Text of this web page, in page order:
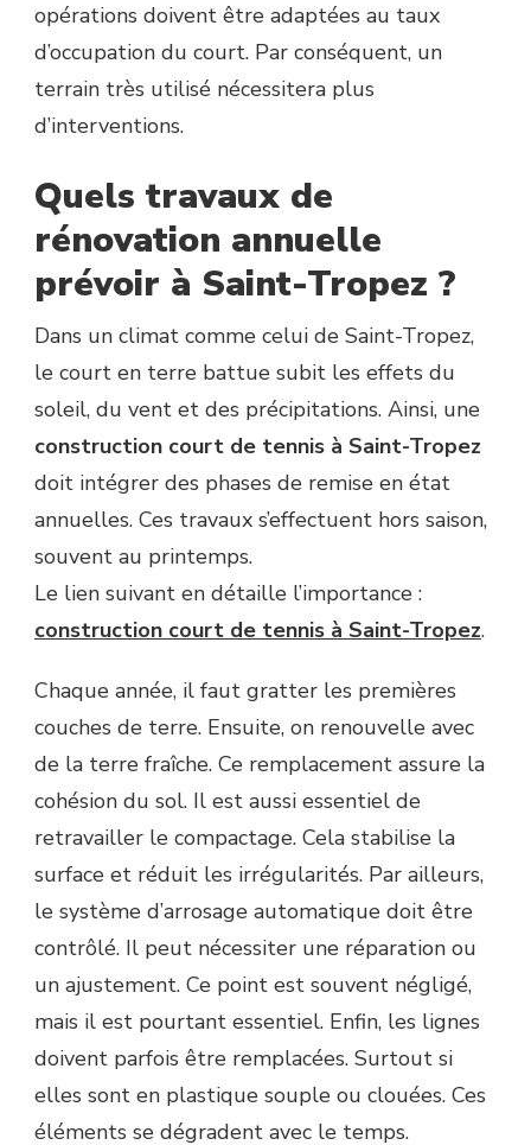
opérations doivent être adaptées au taux
d’occupation du court. Par conséquent, un
terrain très utilisé nécessitera plus
d’interventions.
Quels travaux de
rénovation annuelle
prévoir à Saint-Tropez ?
Dans un climat comme celui de Saint-Tropez,
le court en terre battue subit les effets du
soleil, du vent et des précipitations. Ainsi, une
construction court de tennis à Saint-Tropez
doit intégrer des phases de remise en état
annuelles. Ces travaux s’effectuent hors saison,
souvent au printemps.
Le lien suivant en détaille l’importance :
construction court de tennis à Saint-Tropez.
Chaque année, il faut gratter les premières
couches de terre. Ensuite, on renouvelle avec
de la terre fraîche. Ce remplacement assure la
cohésion du sol. Il est aussi essentiel de
retravailler le compactage. Cela stabilise la
surface et réduit les irrégularités. Par ailleurs,
le système d’arrosage automatique doit être
contrôlé. Il peut nécessiter une réparation ou
un ajustement. Ce point est souvent négligé,
mais il est pourtant essentiel. Enfin, les lignes
doivent parfois être remplacées. Surtout si
elles sont en plastique souple ou clouées. Ces
éléments se dégradent avec le temps.